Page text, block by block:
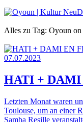
Alles zu Tag: Oyoun
07.07.2023
HATI + DAMI
Letzten Monat waren
Toulouse, um an einer
Samba Resille